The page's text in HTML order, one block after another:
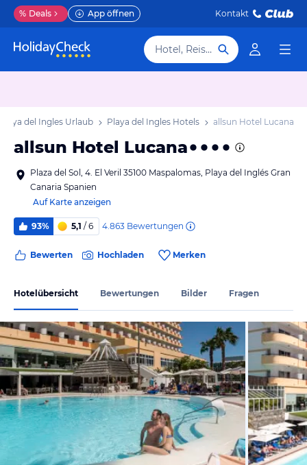
% Deals App öffnen Kontakt
Hotel, Reiseziel
Playa del Ingles Urlaub Playa del Ingles Hotels allsun Hotel Lucana
allsun Hotel Lucana
Plaza del Sol, 4. El Veril 35100 Maspalomas, Playa del Inglés Gran
Canaria Spanien
Auf Karte anzeigen
93% 5,1 / 6 4.863 Bewertungen
Bewerten Hochladen Merken
Hotelübersicht Bewertungen Bilder Fragen
vom